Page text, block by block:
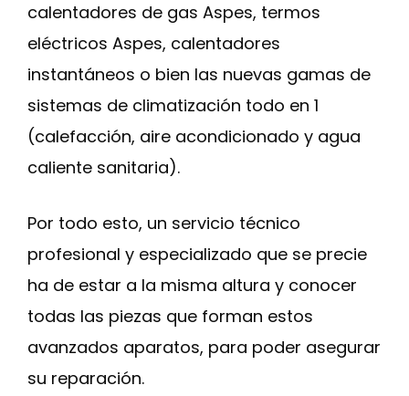
calentadores de gas Aspes, termos
eléctricos Aspes, calentadores
instantáneos o bien las nuevas gamas de
sistemas de climatización todo en 1
(calefacción, aire acondicionado y agua
caliente sanitaria).
Por todo esto, un servicio técnico
profesional y especializado que se precie
ha de estar a la misma altura y conocer
todas las piezas que forman estos
avanzados aparatos, para poder asegurar
su reparación.